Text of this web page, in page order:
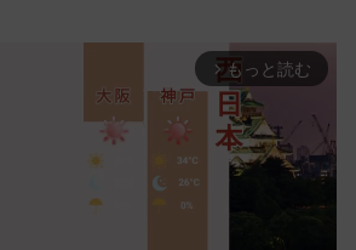
arrow_forward_ios もっと読む